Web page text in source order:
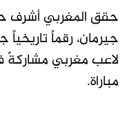
حقق المغربي أشرف
جيرمان، رقماً
مباراة.